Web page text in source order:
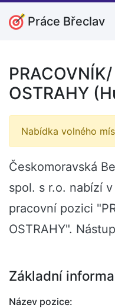
Práce Břeclav
OSTRAHY
Nabídka volného
Českomoravská
spol. s r.o. nabízí
pracovní pozici
OSTRAHY".
Základní
Název pozice: